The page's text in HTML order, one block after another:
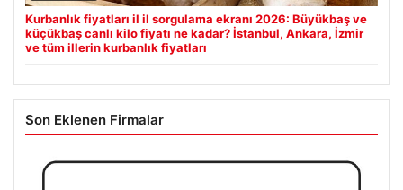
Kurbanlık fiyatları il il sorgulama ekranı 2026: Büyükbaş ve
küçükbaş canlı kilo fiyatı ne kadar? İstanbul, Ankara, İzmir
ve tüm illerin kurbanlık fiyatları
Son Eklenen Firmalar